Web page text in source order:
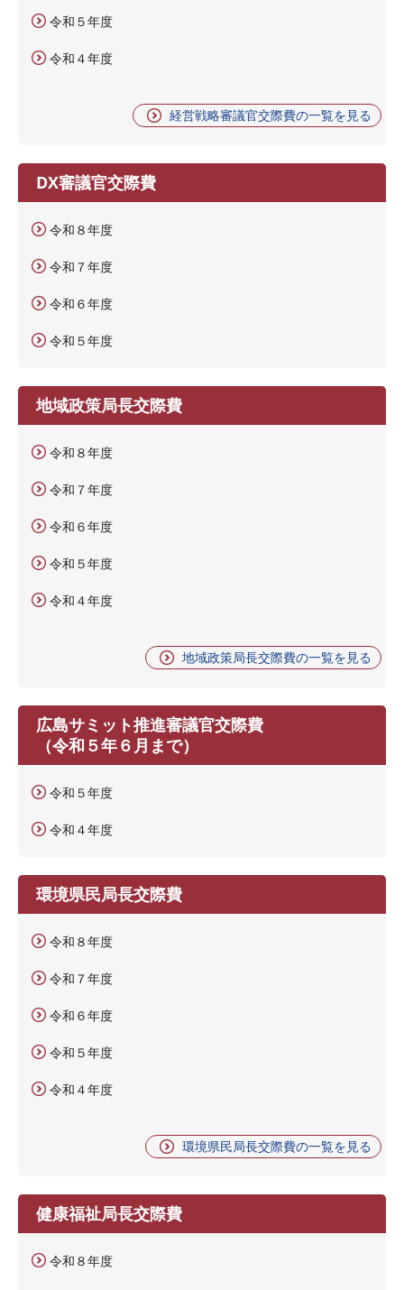
令和５年度
令和４年度
経営戦略審議官交際費の一覧を見る
DX審議官交際費
令和８年度
令和７年度
令和６年度
令和５年度
地域政策局長交際費
令和８年度
令和７年度
令和６年度
令和５年度
令和４年度
地域政策局長交際費の一覧を見る
広島サミット推進審議官交際費
（令和５年６月まで）
令和５年度
令和４年度
環境県民局長交際費
令和８年度
令和７年度
令和６年度
令和５年度
令和４年度
環境県民局長交際費の一覧を見る
健康福祉局長交際費
令和８年度